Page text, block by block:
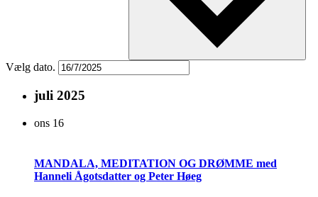
Vælg dato.
juli 2025
ons 16
MANDALA, MEDITATION OG DRØMME med
Hanneli Ågotsdatter og Peter Høeg